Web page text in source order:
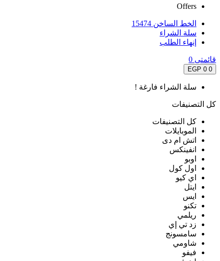
Offers
الخط الساخن 15474
سلة الشراء
إنهاء الطلب
قائمتى 0
0
0 EGP
سلة الشراء فارغة !
كل التصنيفات
كل التصنيفات
الموبايلات
اتش ام دى
انفينكس
اوبو
اول كول
اي كيو
ايتل
ايس
تكنو
ريلمي
زد تي إي
سامسونج
شاومي
فيفو